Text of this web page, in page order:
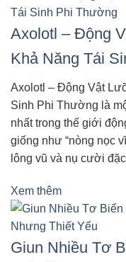
Axolotl – Động
Khả Năng Tái
Axolotl – Động Vật
Sinh Phi Thường là
nhất trong thế giới
giống như “nòng nọc
lông vũ và nụ cười
Xem thêm
Giun Nhiều Tơ